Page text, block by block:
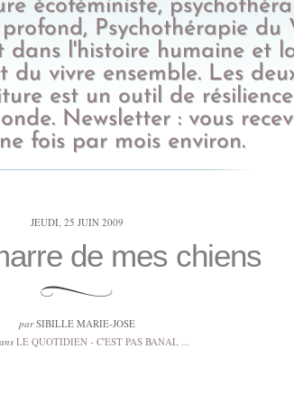
écoféministe,
Psychothérapie du
dans l'histoire humaine et
vivre ensemble. Les
est un outil de
Newsletter : vous
fois par mois environ.
JEUDI, 25 JUIN 2009
de mes chiens
parSIBILLE MARIE-JOSE
LE QUOTIDIEN - C'EST PAS BANAL ...